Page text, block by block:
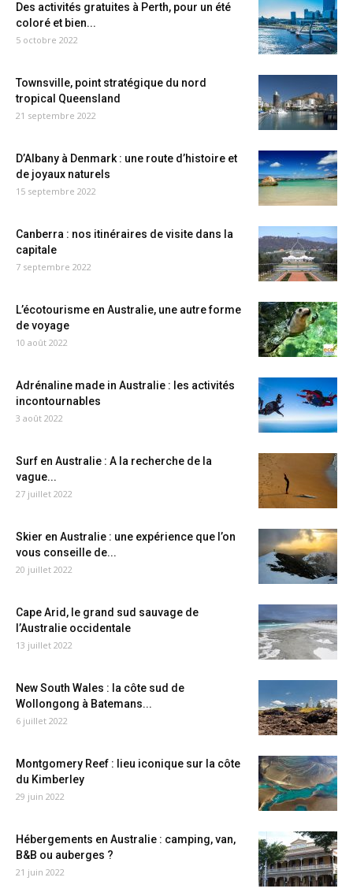
Des activités gratuites à Perth, pour un été
coloré et bien...
5 octobre 2022
Townsville, point stratégique du nord
tropical Queensland
21 septembre 2022
D’Albany à Denmark : une route d’histoire et
de joyaux naturels
15 septembre 2022
Canberra : nos itinéraires de visite dans la
capitale
7 septembre 2022
L’écotourisme en Australie, une autre forme
de voyage
10 août 2022
Adrénaline made in Australie : les activités
incontournables
3 août 2022
Surf en Australie : A la recherche de la
vague...
27 juillet 2022
Skier en Australie : une expérience que l’on
vous conseille de...
20 juillet 2022
Cape Arid, le grand sud sauvage de
l’Australie occidentale
13 juillet 2022
New South Wales : la côte sud de
Wollongong à Batemans...
6 juillet 2022
Montgomery Reef : lieu iconique sur la côte
du Kimberley
29 juin 2022
Hébergements en Australie : camping, van,
B&B ou auberges ?
21 juin 2022